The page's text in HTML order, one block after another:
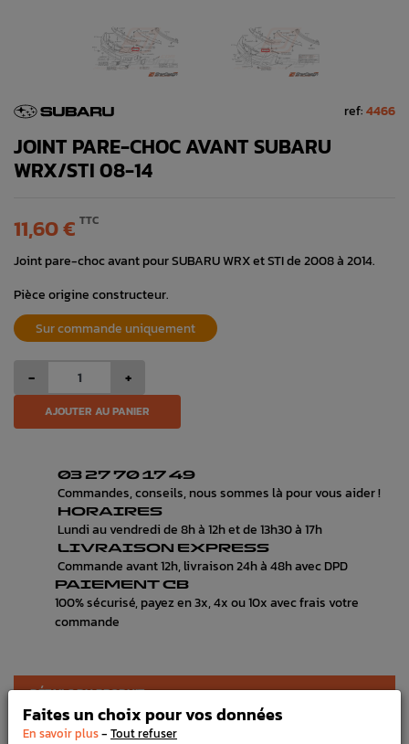
ref:4466
JOINT PARE-CHOC AVANT SUBARU
WRX/STI 08-14
11,60 € TTC
Joint pare-choc avant pour SUBARU WRX et STI de 2008 à 2014.
Pièce origine constructeur.
Sur commande uniquement
- +
AJOUTER AU PANIER
03 27 70 17 49
Commandes, conseils, nous sommes là pour vous aider !
HORAIRES
Lundi au vendredi de 8h à 12h et de 13h30 à 17h
LIVRAISON EXPRESS
Commande avant 12h, livraison 24h à 48h avec DPD
PAIEMENT CB
100% sécurisé, payez en 3x, 4x ou 10x avec frais votre
commande
DÉTAILS DU PRODUIT
LIVRAISON
Faites un choix pour vos données
En savoir plus- Tout refuser